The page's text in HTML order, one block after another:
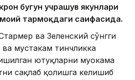
бугун учрашув якунлари
тармоқдаги саҳифасида.
ва Зеленский сўнгги
мустаҳкам тинчликка
ютуқларни муҳокама
сақлаб қолишга келишиб